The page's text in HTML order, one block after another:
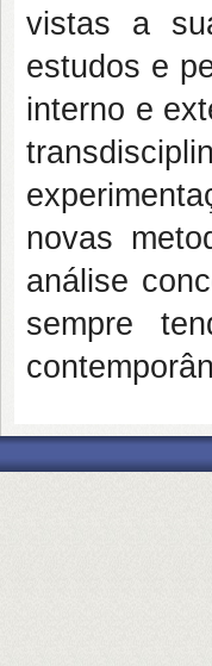
vistas a
estudos e
interno e
novas
análise
sempre